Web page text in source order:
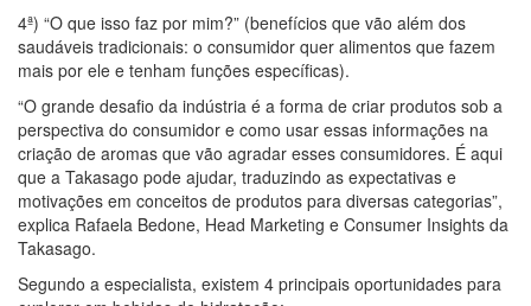
4ª) “O que isso faz por mim?” (benefícios que vão além dos
saudáveis tradicionais: o consumidor quer alimentos que fazem
mais por ele e tenham funções específicas).
“O grande desafio da indústria é a forma de criar produtos sob a
perspectiva do consumidor e como usar essas informações na
criação de aromas que vão agradar esses consumidores. É aqui
que a Takasago pode ajudar, traduzindo as expectativas e
motivações em conceitos de produtos para diversas categorias”,
explica Rafaela Bedone, Head Marketing e Consumer Insights da
Takasago.
Segundo a especialista, existem 4 principais oportunidades para